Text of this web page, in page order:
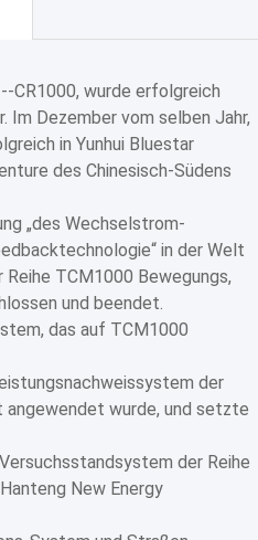
CR1000, wurde erfolgreich
Dezember vom selben Jahr,
in Yunhui Bluestar
des Chinesisch-Südens
„des Wechselstrom-
in der Welt
TCM1000 Bewegungs,
und beendet.
das auf TCM1000
der
angewendet wurde, und setzte
der Reihe
New Energy